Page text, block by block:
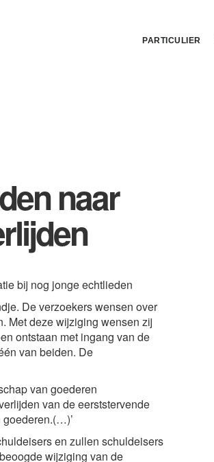
PARTICULIER
naar
bij nog jonge echtlieden
De verzoekers wensen over
Met deze wijziging wensen zij
ontstaan met ingang van de
van beiden. De
van goederen
van de eerststervende
en zullen schuldeisers
wijziging van de